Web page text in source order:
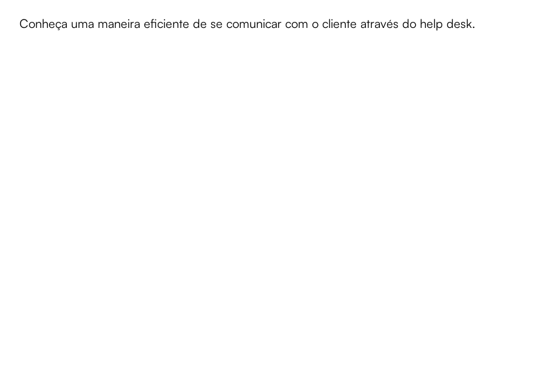
Conheça uma maneira eficiente de se comunicar com o cliente através do help desk.